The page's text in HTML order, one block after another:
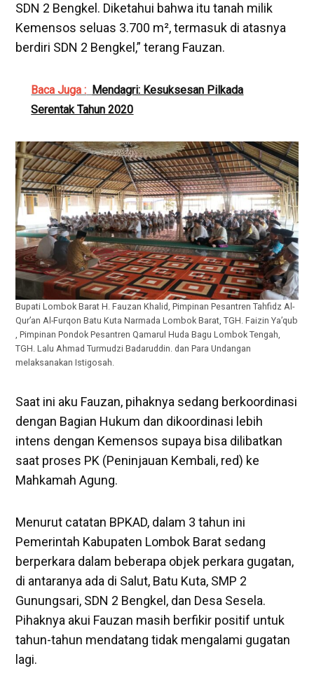
SDN 2 Bengkel. Diketahui bahwa itu tanah milik
Kemensos seluas 3.700 m², termasuk di atasnya
berdiri SDN 2 Bengkel,” terang Fauzan.
Baca Juga : Mendagri: Kesuksesan Pilkada
Serentak Tahun 2020
Bupati Lombok Barat H. Fauzan Khalid, Pimpinan Pesantren Tahfidz Al-
Qur’an Al-Furqon Batu Kuta Narmada Lombok Barat, TGH. Faizin Ya’qub
, Pimpinan Pondok Pesantren Qamarul Huda Bagu Lombok Tengah,
TGH. Lalu Ahmad Turmudzi Badaruddin. dan Para Undangan
melaksanakan Istigosah.
Saat ini aku Fauzan, pihaknya sedang berkoordinasi
dengan Bagian Hukum dan dikoordinasi lebih
intens dengan Kemensos supaya bisa dilibatkan
saat proses PK (Peninjauan Kembali, red) ke
Mahkamah Agung.
Menurut catatan BPKAD, dalam 3 tahun ini
Pemerintah Kabupaten Lombok Barat sedang
berperkara dalam beberapa objek perkara gugatan,
di antaranya ada di Salut, Batu Kuta, SMP 2
Gunungsari, SDN 2 Bengkel, dan Desa Sesela.
Pihaknya akui Fauzan masih berfikir positif untuk
tahun-tahun mendatang tidak mengalami gugatan
lagi.